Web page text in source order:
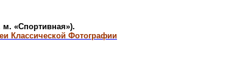
м. «Спортивная»).
Классической Фотографии